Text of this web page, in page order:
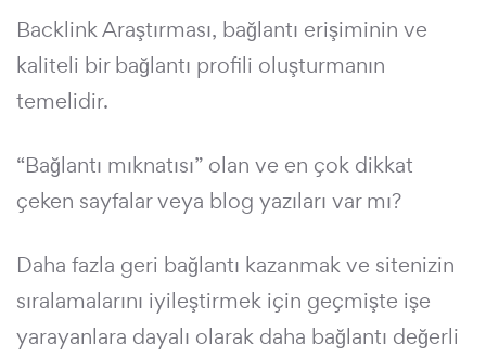
Backlink Araştırması, bağlantı erişiminin ve
kaliteli bir bağlantı profili oluşturmanın
temelidir.
“Bağlantı mıknatısı” olan ve en çok dikkat
çeken sayfalar veya blog yazıları var mı?
Daha fazla geri bağlantı kazanmak ve sitenizin
sıralamalarını iyileştirmek için geçmişte işe
yarayanlara dayalı olarak daha bağlantı değerli